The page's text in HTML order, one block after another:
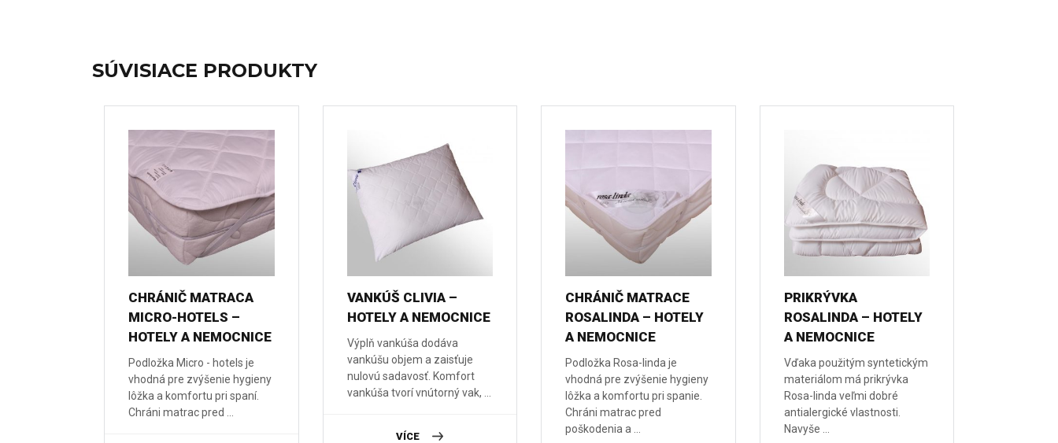
SÚVISIACE PRODUKTY
CHRÁNIČ MATRACA
MICRO-HOTELS –
HOTELY A NEMOCNICE
Podložka Micro - hotels je
vhodná pre zvýšenie hygieny
lôžka a komfortu pri spaní.
Chráni matrac pred ...
VANKÚŠ CLIVIA –
HOTELY A NEMOCNICE
Výplň vankúša dodáva
vankúšu objem a zaisťuje
nulovú sadavosť. Komfort
vankúša tvorí vnútorný vak, ...
VÍCE
CHRÁNIČ MATRACE
ROSALINDA – HOTELY
A NEMOCNICE
Podložka Rosa-linda je
vhodná pre zvýšenie hygieny
lôžka a komfortu pri spanie.
Chráni matrac pred
poškodenia a ...
PRIKRÝVKA
ROSALINDA – HOTELY
A NEMOCNICE
Vďaka použitým syntetickým
materiálom má prikrývka
Rosa-linda veľmi dobré
antialergické vlastnosti.
Navyše ...